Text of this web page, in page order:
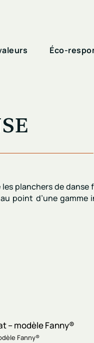
Éco-
les planchers de
point d’une gamme
Fanny®